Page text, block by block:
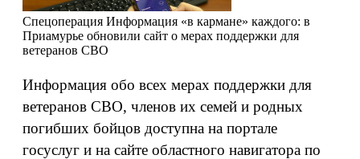
Спецоперация Информация «в кармане» каждого: в
Приамурье обновили сайт о мерах поддержки для
ветеранов СВО
Информация обо всех мерах поддержки для
ветеранов СВО, членов их семей и родных
погибших бойцов доступна на портале
госуслуг и на сайте областного навигатора по